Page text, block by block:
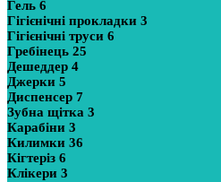
Гель 6
Гігієнічні прокладки 3
Гігієнічні труси 6
Гребінець 25
Дешеддер 4
Джерки 5
Диспенсер 7
Зубна щітка 3
Карабіни 3
Килимки 36
Кігтеріз 6
Клікери 3